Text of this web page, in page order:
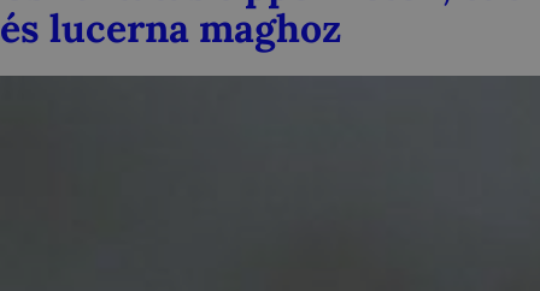
és lucerna maghoz